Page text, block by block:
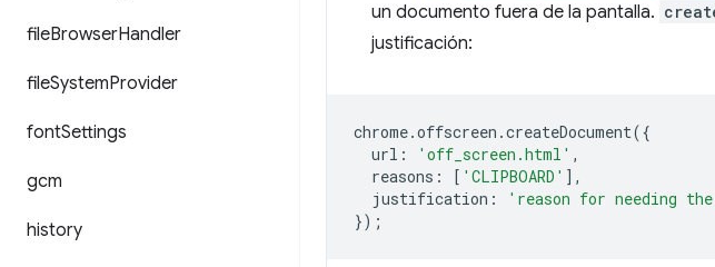
fileBrowserHandler
fileSystemProvider
fontSettings
gcm
history
un documento fuera de la pantalla.
justificación:
chrome.offscreen .createDocument({
url : 'off_screen.html' ,
reasons : [ 'CLIPBOARD' ],
justification : 'reason for needing the
});